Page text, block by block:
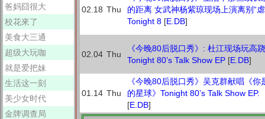
爸妈囧很大
校花來了
美食大三通
超级大玩咖
就是爱把妹
生活这一刻
美少女时代
金牌调查局
02.18 Thu
的距离 女武神杨紫琼现场上演离别“
Tonight 8 [E.DB]
02.04 Thu
《今晚80后脱口秀》: 杜江现场玩高跷
Tonight 80’s Talk Show EP [E.DB]
01.14 Thu
《今晚80后脱口秀》吴克群献唱《你
的星球》Tonight 80’s Talk Show EP.
[E.DB]